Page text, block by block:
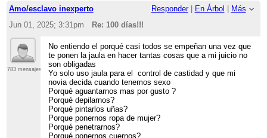
Amo/esclavo inexperto Responder| En Árbol
Más
Jun 01, 2025; 3:31pm
Re: 100 días!!!
783 mensajes
No entiendo el porqué casi todos se empeñan una vez que
te ponen la jaula en hacer tantas cosas que a mi juicio no
son obligadas
Yo solo uso jaula para el control de castidad y que mi
novia decida cuando tenemos sexo
Porqué aguantarnos mas por gusto ?
Porqué depilarnos?
Porqué pintarlos uñas?
Porque ponernos ropa de mujer?
Porqué penetrarnos?
Porqué ponernos cuernos?